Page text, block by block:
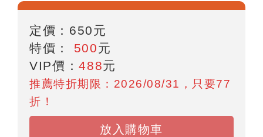
定價： 650元
特價： 500元
VIP價：488元
推薦特折期限：2026/08/31，只要77
折！
放入購物車